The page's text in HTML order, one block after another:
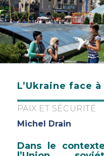
L’Ukraine face
PAIX ET SÉCURITÉ
Michel Drain
Dans le